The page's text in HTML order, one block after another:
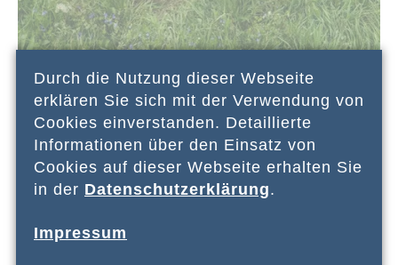
18.10.2026 , Essen
Studientag „HOLO-VOICES &
Projekt HOLO-VOICES, das Erfahrungsberichte
Durch die Nutzung dieser Webseite
erklären Sie sich mit der Verwendung von
Cookies einverstanden. Detaillierte
Informationen über den Einsatz von
Cookies auf dieser Webseite erhalten Sie
in der Datenschutzerklärung.
Impressum